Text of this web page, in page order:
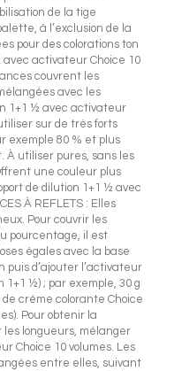
de la tige
à l’exclusion de la
pour des colorations ton
activateur Choice 10
couvrent les
avec les
1+1 ½ avec activateur
sur de très forts
exemple 80 % et plus
À utiliser pures, sans les
une couleur plus
de dilution 1+1 ½ avec
À REFLETS : Elles
Pour couvrir les
pourcentage, il est
égales avec la base
d’ajouter l’activateur
1+1 ½) ; par exemple, 30 g
crème colorante Choice
Pour obtenir la
longueurs, mélanger
Choice 10 volumes. Les
entre elles, suivant